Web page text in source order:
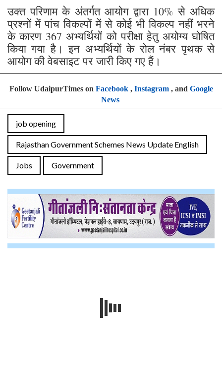
उक्त परिणाम के अंतर्गत आयोग द्वारा 10% से अधिक
प्रश्नों में पांच विकल्पों में से कोई भी विकल्प नहीं भरने
के कारण 367 अभ्यर्थियों को परीक्षा हेतु अयोग्य घोषित
किया गया है। इन अभ्यर्थियों के रोल नंबर पृथक से
आयोग की वेबसाइट पर जारी किए गए हैं।
Follow UdaipurTimes on Facebook, Instagram, and Google
News
job opening
Rajasthan Government Schemes News Update English
Jobs Government